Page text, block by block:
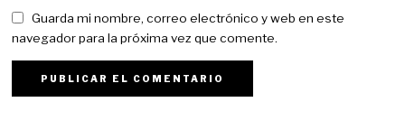
Guarda mi nombre, correo electrónico y web en este
navegador para la próxima vez que comente.